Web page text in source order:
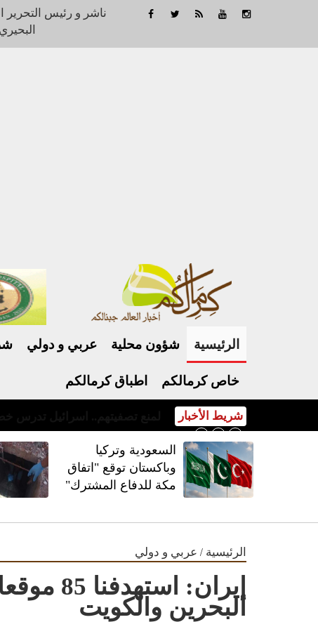
ناشر و رئيس
البحيري
الرئيسية شؤون محلية عربي و دولي
خاص كرمالكم اطباق كرمالكم
شريط الأخبار
السعودية وتركيا
وباكستان توقع "اتفاق
مكة للدفاع المشترك"
الرئيسية / عربي و دولي
إيران:
البحرين والكويت